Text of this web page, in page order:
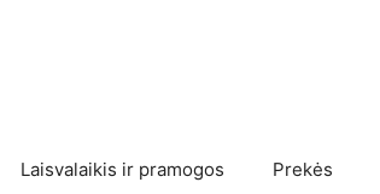
Laisvalaikis ir pramogos Prekės